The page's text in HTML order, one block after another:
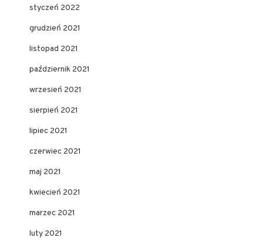
styczeń 2022
grudzień 2021
listopad 2021
październik 2021
wrzesień 2021
sierpień 2021
lipiec 2021
czerwiec 2021
maj 2021
kwiecień 2021
marzec 2021
luty 2021